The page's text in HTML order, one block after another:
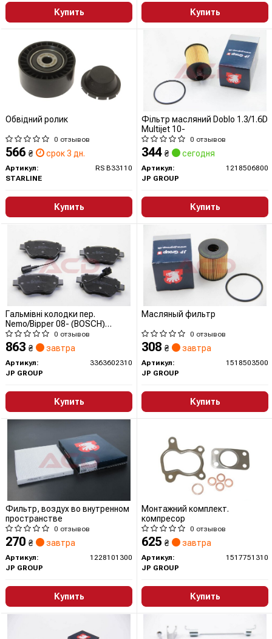
Купить Купить
Обвідний ролик
0 отзывов
566 ₴ срок 3 дн.
Артикул:
RS B33110
STARLINE
Купить
Фільтр масляний Doblo 1.3/1.6D
Multijet 10-
0 отзывов
344 ₴ сегодня
Артикул:
1218506800
JP GROUP
Купить
Гальмівні колодки пер.
Nemo/Bipper 08- (BOSCH)
(122,8x53,6) з датчиком
0 отзывов
863 ₴ завтра
Артикул:
3363602310
JP GROUP
Купить
Масляный фильтр
0 отзывов
308 ₴ завтра
Артикул:
1518503500
JP GROUP
Купить
Фильтр, воздух во внутренном
пространстве
0 отзывов
270 ₴ завтра
Артикул:
1228101300
JP GROUP
Купить
Монтажний комплект.
компресор
0 отзывов
625 ₴ завтра
Артикул:
1517751310
JP GROUP
Купить